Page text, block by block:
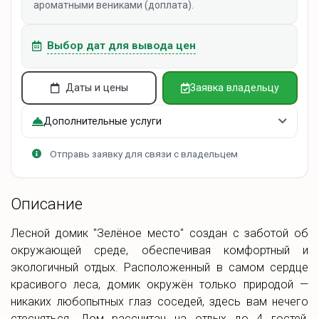
ароматными вениками (доплата).
Выбор дат для вывода цен
Даты и цены Заявка владельцу
Дополнительные услуги
Отправь заявку для связи с владельцем
Описание
Лесной домик "Зелёное место" создан с заботой об
окружающей среде, обеспечивая комфортный и
экологичный отдых. Расположенный в самом сердце
красивого леса, домик окружён только природой —
никаких любопытных глаз соседей, здесь вам нечего